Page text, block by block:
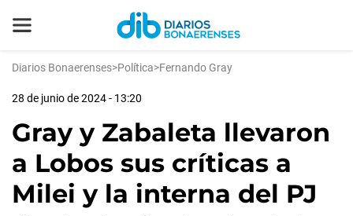
Diarios Bonaerenses>Política>Fernando Gray
28 de junio de 2024 - 13:20
Gray y Zabaleta llevaron
a Lobos sus críticas a
Milei y la interna del PJ